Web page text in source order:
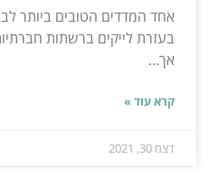
אחד המדדים הטובים ביותר
בעזרת לייקים ברשתות
אך...
קרא עוד »
דצמ 30, 2021